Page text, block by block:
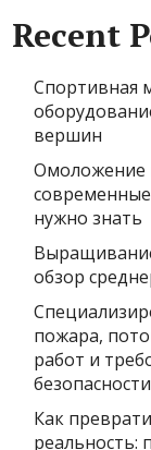
Recent
Спортивная
вершин
Омоложение
нужно знать
обзор
пожара,
работ и
безопасности
Как
реальность: